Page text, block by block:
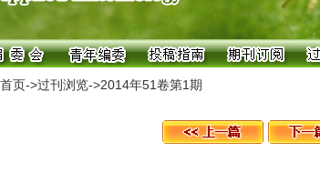
首页->过刊浏览->2014年51卷第1期